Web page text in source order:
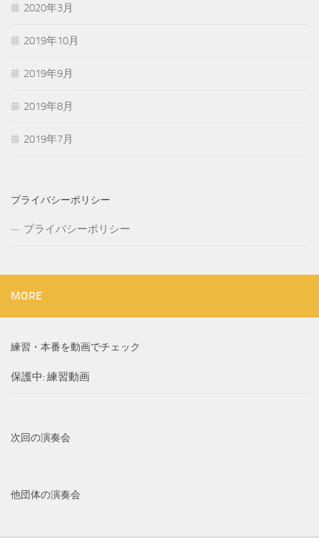
2020年3月
2019年10月
2019年9月
2019年8月
2019年7月
プライバシーポリシー
プライバシーポリシー
MORE
練習・本番を動画でチェック
保護中: 練習動画
次回の演奏会
他団体の演奏会